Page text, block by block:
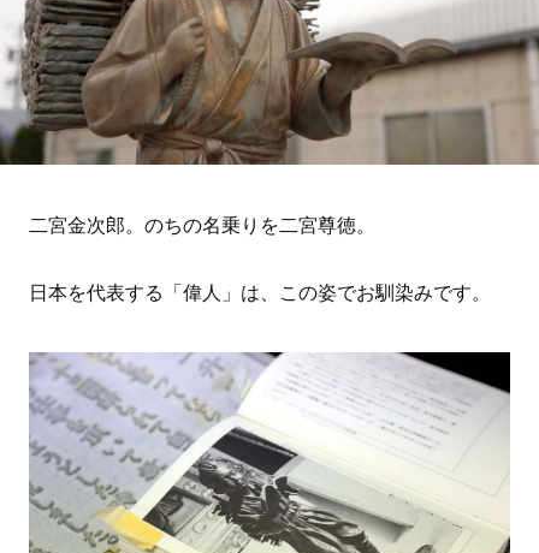
二宮金次郎。のちの名乗りを二宮尊徳。
日本を代表する「偉人」は、この姿でお馴染みです。